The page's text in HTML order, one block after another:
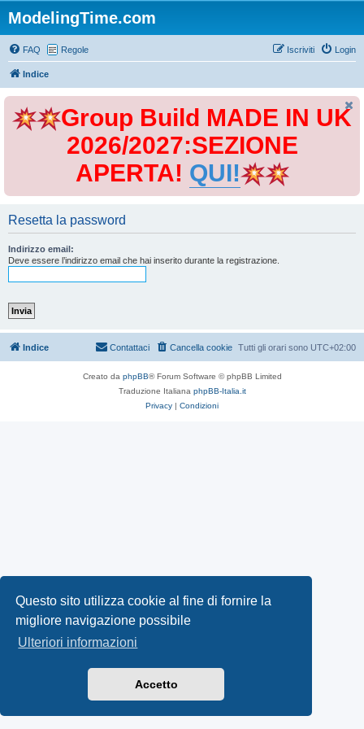
Questo sito utilizza cookie al fine di fornire la
migliore navigazione possibile
Ulteriori informazioni
Accetto
ModelingTime.com
FAQ Regole Login
Iscriviti
Indice
Group Build MADE IN UK
2026/2027:SEZIONE
APERTA! QUI!
Resetta la password
Indirizzo email:
Deve essere l’indirizzo email che hai inserito durante la registrazione.
Indice Tutti gli orari sono UTC+02:00
Cancella cookie
Contattaci
Creato da phpBB® Forum Software © phpBB Limited
Traduzione Italiana phpBB-Italia.it
Privacy | Condizioni